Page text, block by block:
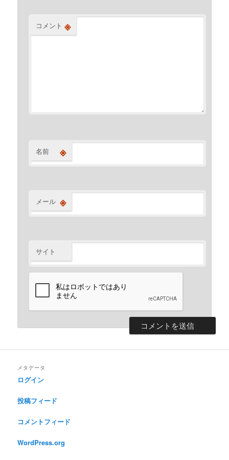
コメント ※
名前 ※
メール ※
サイト
メタデータ
ログイン
投稿フィード
コメントフィード
WordPress.org